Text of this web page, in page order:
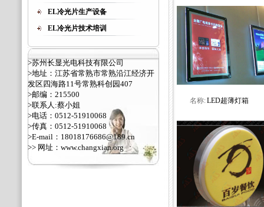
EL冷光片生产设备
EL冷光片技术培训
>苏州长显光电科技有限公司
>地址：江苏省常熟市常熟沿江经济开
发区四海路11号常熟科创园407
>邮编：215500
>联系人:蔡小姐
>电话：0512-51910068
>传真：0512-51910068
>E-mail：18018176686@189.cn
>> 网址： www.changxian.org
名称:LED超薄灯箱